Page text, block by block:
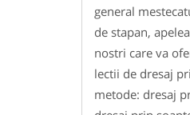
general
de stapan,
nostri care va
lectii de dresaj
metode: dresaj